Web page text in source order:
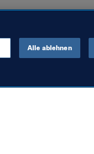
Alle ablehnen